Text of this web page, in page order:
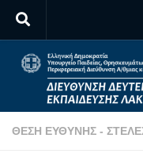
Skip to content
ΘΈΣΗ ΕΥΘΎΝΗΣ -